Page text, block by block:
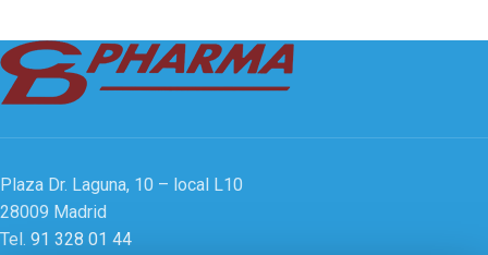
Plaza Dr. Laguna, 10 – local L10
28009 Madrid
Tel. 91 328 01 44